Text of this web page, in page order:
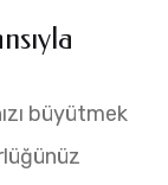
büyütmek